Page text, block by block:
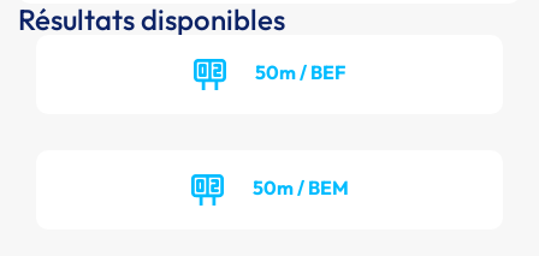
Résultats disponibles
50m / BEF
50m / BEM